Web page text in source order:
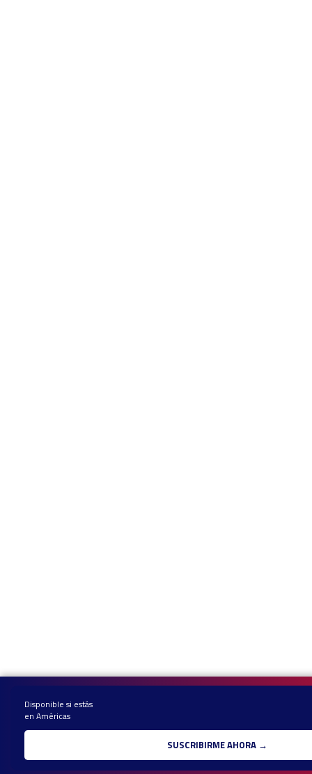
Disponible si estás
en Américas
SUSCRIBIRME AHORA →